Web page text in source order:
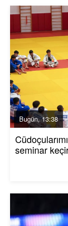
Bugün, 13:38
seminar